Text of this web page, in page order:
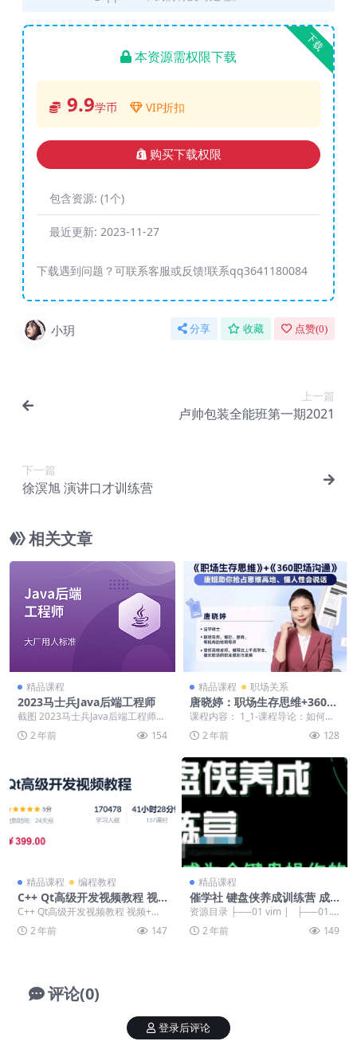
下载
本资源需权限下载
9.9学币 VIP折扣
购买下载权限
包含资源: (1个)
最近更新: 2023-11-27
下载遇到问题？可联系客服或反馈!联系qq3641180084
小玥 分享 收藏 点赞(0)
上一篇
卢帅包装全能班第一期2021
下一篇
徐溟旭 演讲口才训练营
相关文章
精品课程
2023马士兵Java后端工程师
截图 2023马士兵Java后端工程师
课程目录 ├──1-第一阶段-学前须
知 ...2 年前 154
精品课程 职场关系
唐晓婷：职场生存思维+360职
场沟通价值365元
课程内容： 1_1-课程导论：如何提
升职场软实力.mp4 2_1-1-1了解自
己...2 年前 128
精品课程 编程教程
C++ Qt高级开发视频教程 视
频+资料 价值399
C++ Qt高级开发视频教程 视频+资
料 价值399 ├──Qt高级开发视频教
程...2 年前 147
精品课程
催学社 键盘侠养成训练营 成
为全键盘操作的程序员
资源目录 ├──01 vim | ├──01.vi
m-01-存活下来 .mp...
2 年前 149
评论(0)
登录后评论